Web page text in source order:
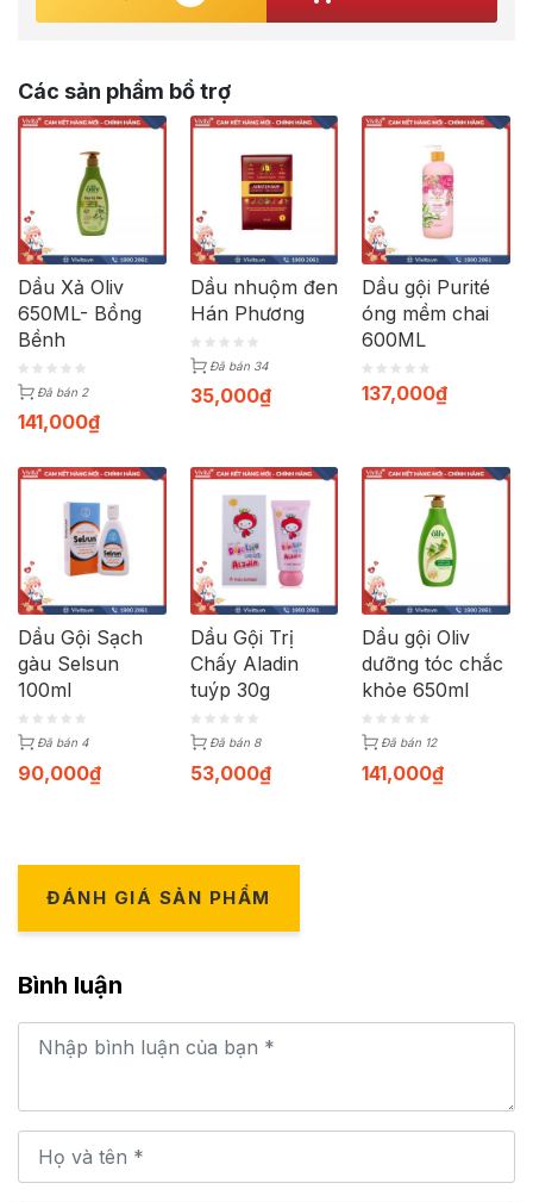
Các sản phẩm bổ trợ
Dầu Xả Oliv
650ML- Bồng
Bềnh
Đã bán 2
141,000₫
Dầu nhuộm đen
Hán Phương
Đã bán 34
35,000₫
Dầu gội Purité
óng mềm chai
600ML
137,000₫
Dầu Gội Sạch
gàu Selsun
100ml
Đã bán 4
90,000₫
Dầu Gội Trị
Chấy Aladin
tuýp 30g
Đã bán 8
53,000₫
Dầu gội Oliv
dưỡng tóc chắc
khỏe 650ml
Đã bán 12
141,000₫
ĐÁNH GIÁ SẢN PHẨM
Bình luận